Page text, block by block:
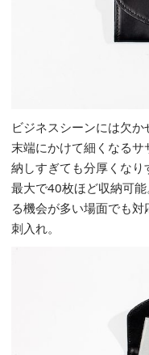
ビジネスシーンには欠
末端にかけて細くなる
納しすぎても分厚くなり
最大で40枚ほど収納可
る機会が多い場面でも
刺入れ。